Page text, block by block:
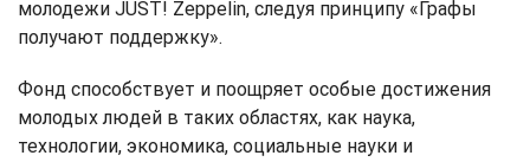
молодежи JUST! Zeppelin, следуя принципу «Графы
получают поддержку».
Фонд способствует и поощряет особые достижения
молодых людей в таких областях, как наука,
технологии, экономика, социальные науки и